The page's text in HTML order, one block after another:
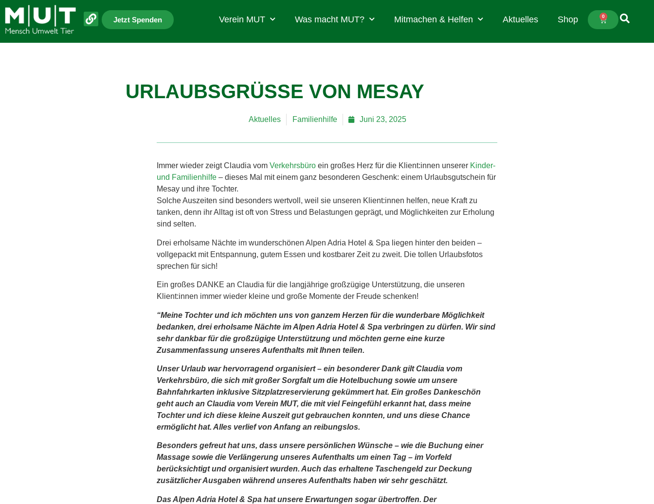
Jetzt Spenden Verein MUT Was macht MUT? Mitmachen & Helfen Aktuelles Shop 0
URLAUBSGRÜSSE VON MESAY
Aktuelles Familienhilfe Juni 23, 2025
Immer wieder zeigt Claudia vom Verkehrsbüro ein großes Herz für die Klient:innen unserer Kinder-
und Familienhilfe – dieses Mal mit einem ganz besonderen Geschenk: einem Urlaubsgutschein für
Mesay und ihre Tochter.
Solche Auszeiten sind besonders wertvoll, weil sie unseren Klient:innen helfen, neue Kraft zu
tanken, denn ihr Alltag ist oft von Stress und Belastungen geprägt, und Möglichkeiten zur Erholung
sind selten.
Drei erholsame Nächte im wunderschönen Alpen Adria Hotel & Spa liegen hinter den beiden –
vollgepackt mit Entspannung, gutem Essen und kostbarer Zeit zu zweit. Die tollen Urlaubsfotos
sprechen für sich!
Ein großes DANKE an Claudia für die langjährige großzügige Unterstützung, die unseren
Klient:innen immer wieder kleine und große Momente der Freude schenken!
“Meine Tochter und ich möchten uns von ganzem Herzen für die wunderbare Möglichkeit
bedanken, drei erholsame Nächte im Alpen Adria Hotel & Spa verbringen zu dürfen. Wir sind
sehr dankbar für die großzügige Unterstützung und möchten gerne eine kurze
Zusammenfassung unseres Aufenthalts mit Ihnen teilen.
Unser Urlaub war hervorragend organisiert – ein besonderer Dank gilt Claudia vom
Verkehrsbüro, die sich mit großer Sorgfalt um die Hotelbuchung sowie um unsere
Bahnfahrkarten inklusive Sitzplatzreservierung gekümmert hat. Ein großes Dankeschön
geht auch an Claudia vom Verein MUT, die mit viel Feingefühl erkannt hat, dass meine
Tochter und ich diese kleine Auszeit gut gebrauchen konnten, und uns diese Chance
ermöglicht hat. Alles verlief von Anfang an reibungslos.
Besonders gefreut hat uns, dass unsere persönlichen Wünsche – wie die Buchung einer
Massage sowie die Verlängerung unseres Aufenthalts um einen Tag – im Vorfeld
berücksichtigt und organisiert wurden. Auch das erhaltene Taschengeld zur Deckung
zusätzlicher Ausgaben während unseres Aufenthalts haben wir sehr geschätzt.
Das Alpen Adria Hotel & Spa hat unsere Erwartungen sogar übertroffen. Der